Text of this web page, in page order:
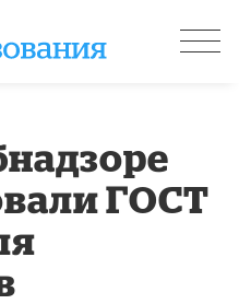
ГОСТ